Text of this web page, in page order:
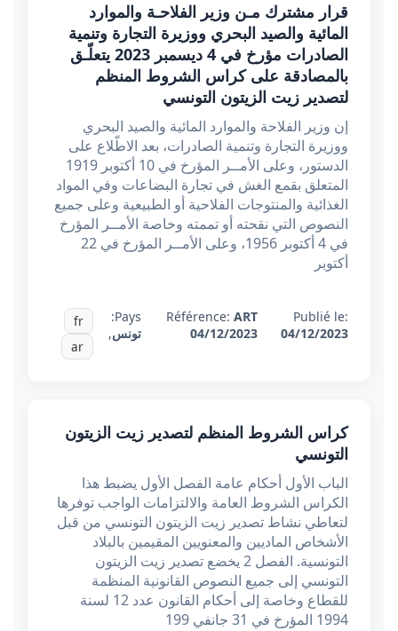
قرار مشترك مـن وزير الفلاحـة والموارد
المائية والصيد البحري ووزيرة التجارة وتنمية
الصادرات مؤرخ في 4 ديسمبر 2023 يتعلّـق
بالمصادقة على كراس الشروط المنظم
لتصدير زيت الزيتون التونسي
إن وزير الفلاحة والموارد المائية والصيد البحري
ووزيرة التجارة وتنمية الصادرات، بعد الاطّلاع على
الدستور، وعلى الأمــر المؤرخ في 10 أكتوبر 1919
المتعلق بقمع الغش في تجارة البضاعات وفي المواد
الغذائية والمنتوجات الفلاحية أو الطبيعية وعلى جميع
النصوص التي نقحته أو تممته وخاصة الأمــر المؤرخ
في 4 أكتوبر 1956، وعلى الأمــر المؤرخ في 22
أكتوبر
Publié le:
04/12/2023
Référence:ART
04/12/2023
Pays:
تونس,
fr
ar
كراس الشروط المنظم لتصدير زيت الزيتون
التونسي
الباب الأول أحكام عامة الفصل الأول يضبط هذا
الكراس الشروط العامة والالتزامات الواجب توفرها
لتعاطي نشاط تصدير زيت الزيتون التونسي من قبل
الأشخاص الماديين والمعنويين المقيمين بالبلاد
التونسية. الفصل 2 يخضع تصدير زيت الزيتون
التونسي إلى جميع النصوص القانونية المنظمة
للقطاع وخاصة إلى أحكام القانون عدد 12 لسنة
1994 المؤرخ في 31 جانفي 199